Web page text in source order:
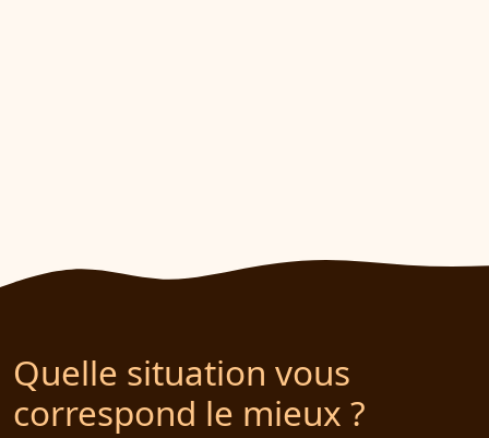
Quelle situation vous
correspond le mieux ?